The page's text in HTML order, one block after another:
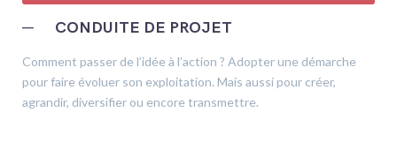
─ CONDUITE DE PROJET
Comment passer de l’idée à l’action ? Adopter une démarche
pour faire évoluer son exploitation. Mais aussi pour créer,
agrandir, diversifier ou encore transmettre.